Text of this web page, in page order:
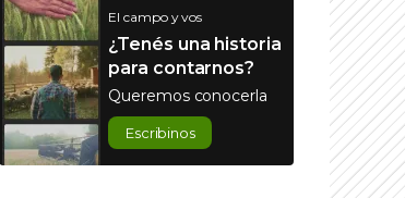
El campo y vos
¿Tenés una historia
para contarnos?
Queremos conocerla
Escribinos